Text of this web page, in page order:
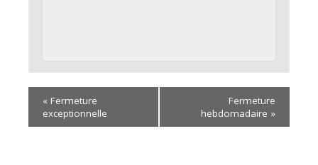
« Fermeture
exceptionnelle
Fermeture
hebdomadaire »